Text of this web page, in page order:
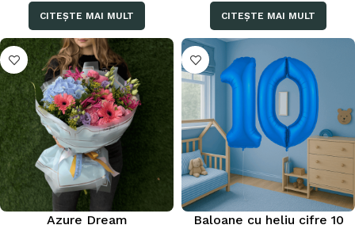
CITEȘTE MAI MULT CITEȘTE MAI MULT
Azure Dream Baloane cu heliu cifre 10